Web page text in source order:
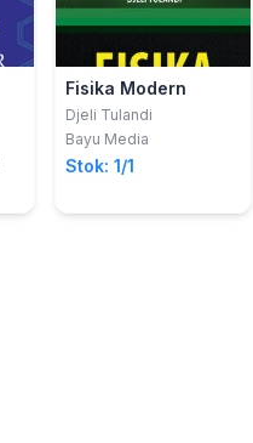
Fisika Modern
Djeli Tulandi
Bayu Media
Stok: 1/1